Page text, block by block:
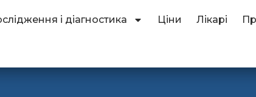
і діагностика Ціни Лікарі